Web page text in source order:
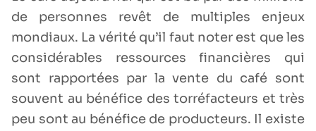
de personnes revêt de multiples enjeux
mondiaux. La vérité qu’il faut noter est que les
considérables ressources financières qui
sont rapportées par la vente du café sont
souvent au bénéfice des torréfacteurs et très
peu sont au bénéfice de producteurs. Il existe